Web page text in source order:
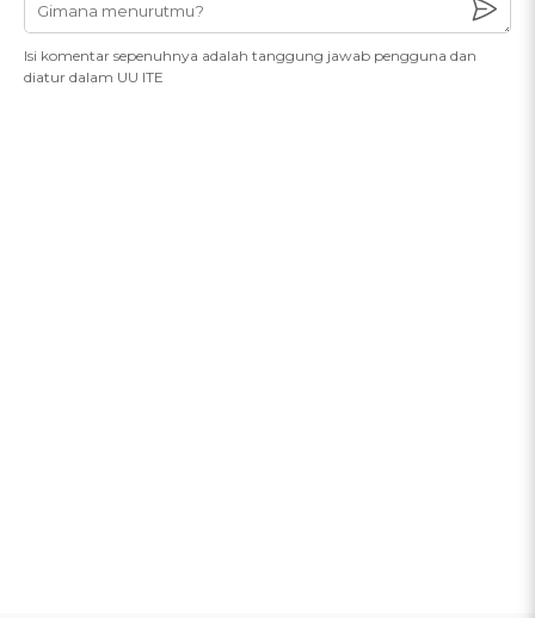
Isi komentar sepenuhnya adalah tanggung jawab pengguna dan
diatur dalam UU ITE